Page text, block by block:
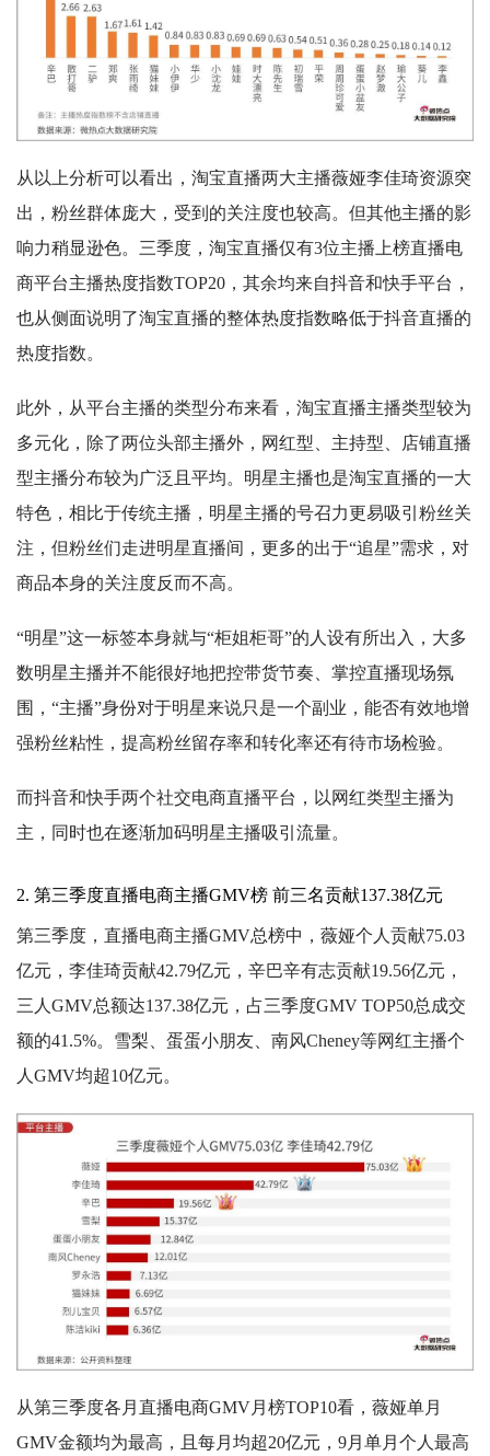
从以上分析可以看出，淘宝直播两大主播薇娅李佳琦资源突
出，粉丝群体庞大，受到的关注度也较高。但其他主播的影
响力稍显逊色。三季度，淘宝直播仅有3位主播上榜直播电
商平台主播热度指数TOP20，其余均来自抖音和快手平台，
也从侧面说明了淘宝直播的整体热度指数略低于抖音直播的
热度指数。
此外，从平台主播的类型分布来看，淘宝直播主播类型较为
多元化，除了两位头部主播外，网红型、主持型、店铺直播
型主播分布较为广泛且平均。明星主播也是淘宝直播的一大
特色，相比于传统主播，明星主播的号召力更易吸引粉丝关
注，但粉丝们走进明星直播间，更多的出于“追星”需求，对
商品本身的关注度反而不高。
“明星”这一标签本身就与“柜姐柜哥”的人设有所出入，大多
数明星主播并不能很好地把控带货节奏、掌控直播现场氛
围，“主播”身份对于明星来说只是一个副业，能否有效地增
强粉丝粘性，提高粉丝留存率和转化率还有待市场检验。
而抖音和快手两个社交电商直播平台，以网红类型主播为
主，同时也在逐渐加码明星主播吸引流量。
2. 第三季度直播电商主播GMV榜 前三名贡献137.38亿元
第三季度，直播电商主播GMV总榜中，薇娅个人贡献75.03
亿元，李佳琦贡献42.79亿元，辛巴辛有志贡献19.56亿元，
三人GMV总额达137.38亿元，占三季度GMV TOP50总成交
额的41.5%。雪梨、蛋蛋小朋友、南风Cheney等网红主播个
人GMV均超10亿元。
从第三季度各月直播电商GMV月榜TOP10看，薇娅单月
GMV金额均为最高，且每月均超20亿元，9月单月个人最高